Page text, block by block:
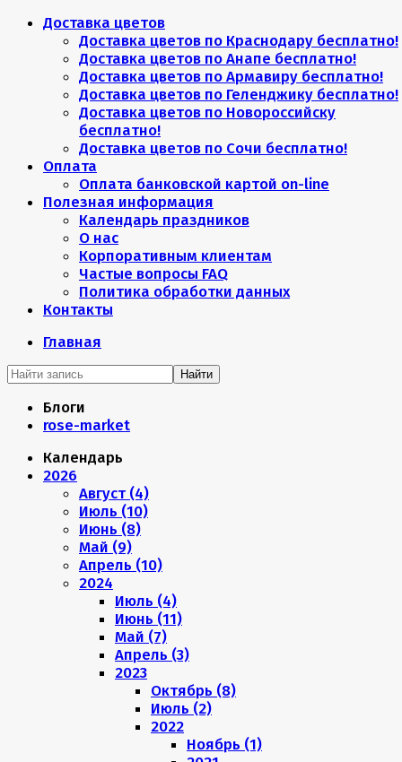
Доставка цветов
Доставка цветов по Краснодару бесплатно!
Доставка цветов по Анапе бесплатно!
Доставка цветов по Армавиру бесплатно!
Доставка цветов по Геленджику бесплатно!
Доставка цветов по Новороссийску
бесплатно!
Доставка цветов по Сочи бесплатно!
Оплата
Оплата банковской картой on-line
Полезная информация
Календарь праздников
О нас
Корпоративным клиентам
Частые вопросы FAQ
Политика обработки данных
Контакты
Главная
Найти
Блоги
rose-market
Календарь
2026
Август (4)
Июль (10)
Июнь (8)
Май (9)
Апрель (10)
2024
Июль (4)
Июнь (11)
Май (7)
Апрель (3)
2023
Октябрь (8)
Июль (2)
2022
Ноябрь (1)